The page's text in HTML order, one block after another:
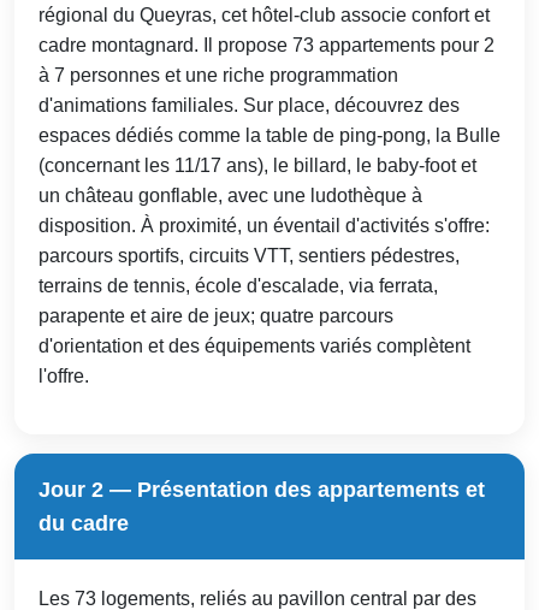
régional du Queyras, cet hôtel-club associe confort et
cadre montagnard. Il propose 73 appartements pour 2
à 7 personnes et une riche programmation
d'animations familiales. Sur place, découvrez des
espaces dédiés comme la table de ping‑pong, la Bulle
(concernant les 11/17 ans), le billard, le baby-foot et
un château gonflable, avec une ludothèque à
disposition. À proximité, un éventail d'activités s'offre:
parcours sportifs, circuits VTT, sentiers pédestres,
terrains de tennis, école d'escalade, via ferrata,
parapente et aire de jeux; quatre parcours
d'orientation et des équipements variés complètent
l'offre.
Jour 2 — Présentation des appartements et
du cadre
Les 73 logements, reliés au pavillon central par des